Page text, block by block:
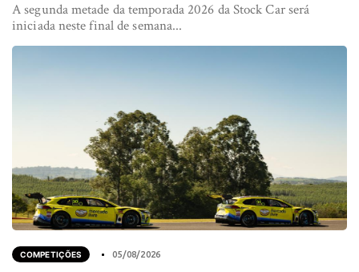
A segunda metade da temporada 2026 da Stock Car será
iniciada neste final de semana...
COMPETIÇÕES 05/08/2026